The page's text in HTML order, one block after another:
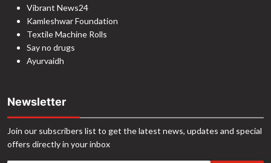
Vibrant News24
Kamleshwar Foundation
Textile Machine Rolls
Say no drugs
Ayurvaidh
Newsletter
Join our subscribers list to get the latest news, updates and special
offers directly in your inbox